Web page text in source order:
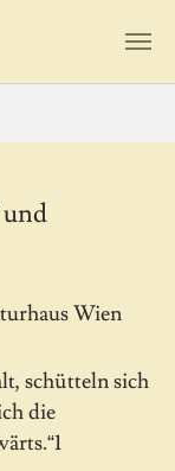
und
Wien
schütteln sich
die